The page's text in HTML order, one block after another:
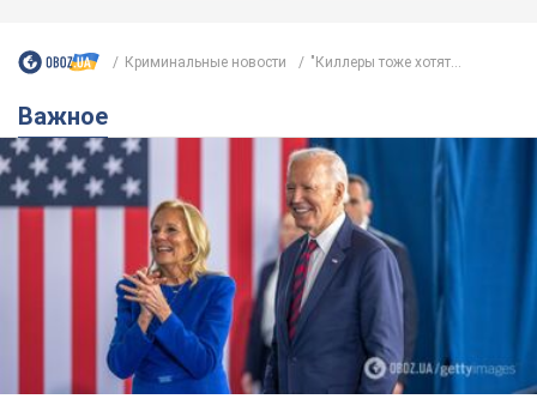
Криминальные новости "Киллеры тоже хотят...
Важное